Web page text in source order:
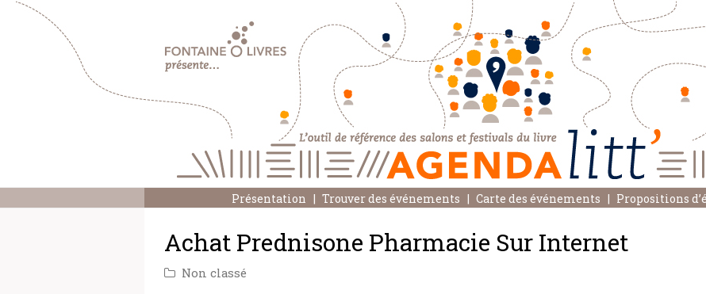
Présentation Trouver des événements Carte des événements Propositions
Achat Prednisone Pharmacie Sur Internet
Non classé